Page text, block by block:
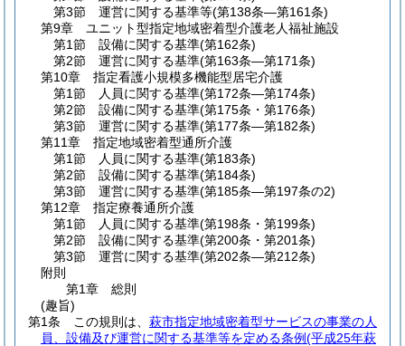
第3節
運営に関する基準等(第138条―第161条)
第9章
ユニット型指定地域密着型介護老人福祉施設
第1節
設備に関する基準(第162条)
第2節
運営に関する基準(第163条―第171条)
第10章
指定看護小規模多機能型居宅介護
第1節
人員に関する基準(第172条―第174条)
第2節
設備に関する基準(第175条・第176条)
第3節
運営に関する基準(第177条―第182条)
第11章
指定地域密着型通所介護
第1節
人員に関する基準(第183条)
第2節
設備に関する基準(第184条)
第3節
運営に関する基準(第185条―第197条の2)
第12章
指定療養通所介護
第1節
人員に関する基準(第198条・第199条)
第2節
設備に関する基準(第200条・第201条)
第3節
運営に関する基準(第202条―第212条)
附則
第1章
総則
(趣旨)
第1条
この規則は、 萩市指定地域密着型サービスの事業の人
員、設備及び運営に関する基準等を定める条例(平成25年萩